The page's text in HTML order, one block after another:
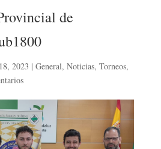
de
2023 | General, Noticias, Torneos,